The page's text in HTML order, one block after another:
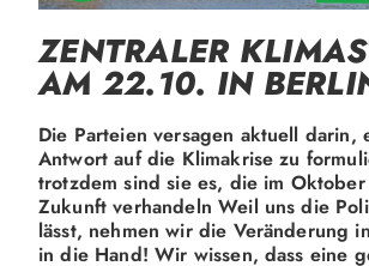
ZENTRALER
AM 22.10. IN
Die Parteien versagen aktuell darin,
Antwort auf die Klimakrise zu
trotzdem sind sie es, die im
Zukunft verhandeln Weil uns die
lässt, nehmen wir die Veränderung
in die Hand! Wir wissen, dass eine